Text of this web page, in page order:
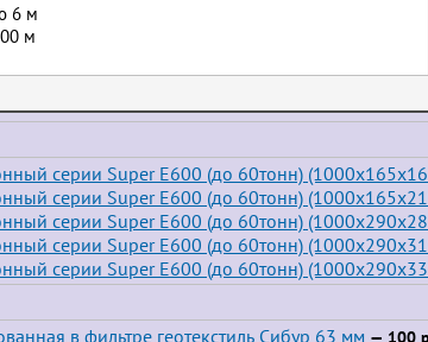
6 м
м
серии Super Е600 (до 60тонн)
серии Super Е600 (до 60тонн)
серии Super Е600 (до 60тонн)
серии Super Е600 (до 60тонн)
серии Super Е600 (до 60тонн)
в фильтре геотекстиль Сибур 63 мм — 100